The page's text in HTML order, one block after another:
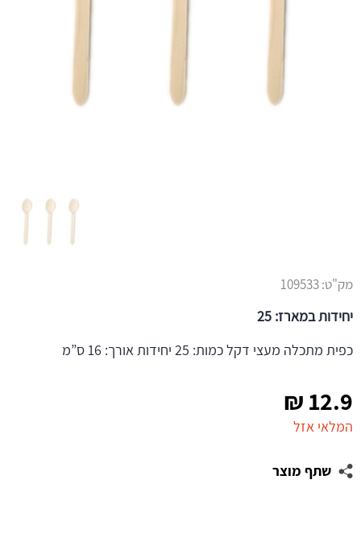
12.9
₪
המלאי אזל
שתף מוצר
מק"ט:109533
יחידות במארז: 25
כפית מתכלה מעצי דקל כמות: 25 יחידות אורך: 16 ס”מ